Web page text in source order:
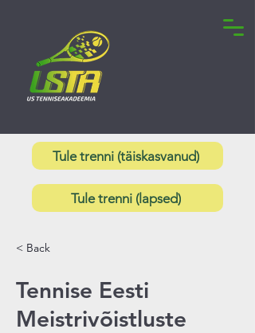
Tule trenni (täiskasvanud)
Tule trenni (lapsed)
< Back
Tennise Eesti
Meistrivõistluste